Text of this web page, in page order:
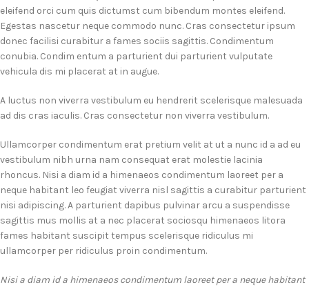
eleifend orci cum quis dictumst cum bibendum montes eleifend.
Egestas nascetur neque commodo nunc. Cras consectetur ipsum
donec facilisi curabitur a fames sociis sagittis. Condimentum
conubia. Condim entum a parturient dui parturient vulputate
vehicula dis mi placerat at in augue.
A luctus non viverra vestibulum eu hendrerit scelerisque malesuada
ad dis cras iaculis. Cras consectetur non viverra vestibulum.
Ullamcorper condimentum erat pretium velit at ut a nunc id a ad eu
vestibulum nibh urna nam consequat erat molestie lacinia
rhoncus. Nisi a diam id a himenaeos condimentum laoreet per a
neque habitant leo feugiat viverra nisl sagittis a curabitur parturient
nisi adipiscing. A parturient dapibus pulvinar arcu a suspendisse
sagittis mus mollis at a nec placerat sociosqu himenaeos litora
fames habitant suscipit tempus scelerisque ridiculus mi
ullamcorper per ridiculus proin condimentum.
Nisi a diam id a himenaeos condimentum laoreet per a neque habitant